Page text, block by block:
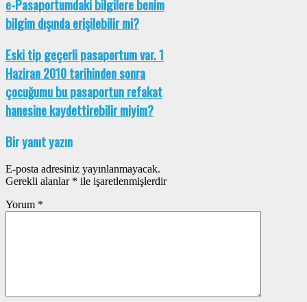
e-Pasaportumdaki bilgilere benim
bilgim dışında erişilebilir mi?
Eski tip geçerli pasaportum var. 1
Haziran 2010 tarihinden sonra
çocuğumu bu pasaportun refakat
hanesine kaydettirebilir miyim?
Bir yanıt yazın
E-posta adresiniz yayınlanmayacak.
Gerekli alanlar * ile işaretlenmişlerdir
Yorum *